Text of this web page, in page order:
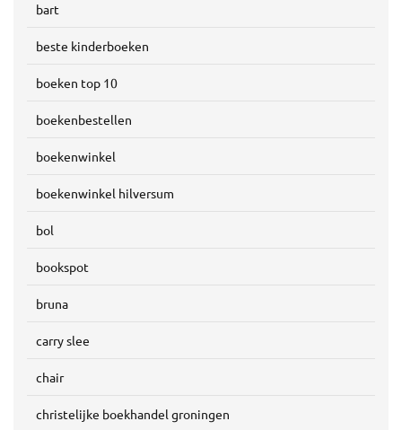
bart
beste kinderboeken
boeken top 10
boekenbestellen
boekenwinkel
boekenwinkel hilversum
bol
bookspot
bruna
carry slee
chair
christelijke boekhandel groningen